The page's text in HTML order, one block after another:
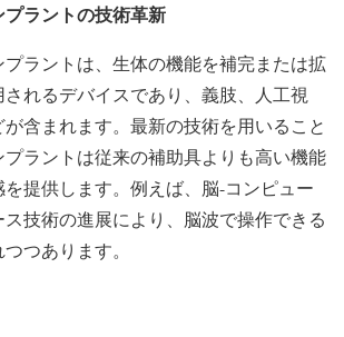
ラントの技術革新
ラントは、生体の機能を補完または拡
れるデバイスであり、義肢、人工視
含まれます。最新の技術を用いること
ラントは従来の補助具よりも高い機能
提供します。例えば、脳-コンピュー
技術の進展により、脳波で操作できる
つあります。